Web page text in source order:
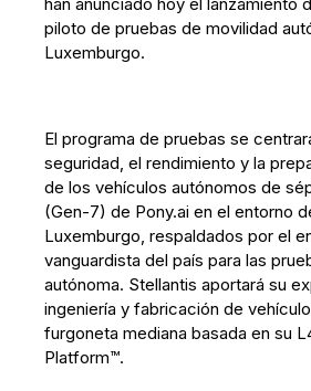
piloto de pruebas de movilidad
Luxemburgo.
El programa de pruebas se
seguridad, el rendimiento y la
de los vehículos autónomos de
(Gen-7) de Pony.ai en el entorno
Luxemburgo, respaldados por el
vanguardista del país para las
autónoma. Stellantis aportará su
ingeniería y fabricación de
furgoneta mediana basada en su
Platform™.